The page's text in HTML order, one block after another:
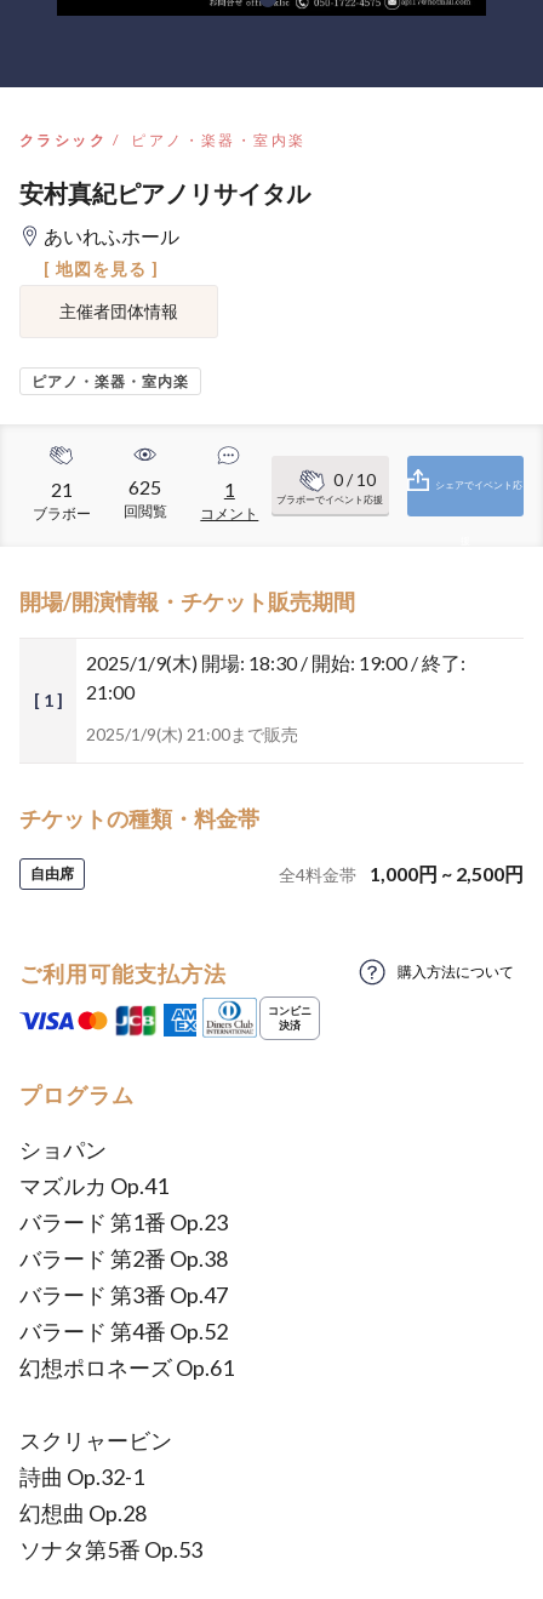
クラシック ピアノ・楽器・室内楽
安村真紀ピアノリサイタル
あいれふホール
[ 地図を見る ]
主催者団体情報
ピアノ・楽器・室内楽
21
ブラボー
625
回閲覧
1
コメント
0/ 10
ブラボーでイベント応援
シェアでイベント応
開場/開演情報・チケット販売期間
[ 1 ]
2025/1/9(木) 開場: 18:30 / 開始: 19:00 / 終了:
21:00
2025/1/9(木) 21:00まで販売
チケットの種類・料金帯
自由席 全4料金帯 1,000円 ~ 2,500円
ご利用可能支払方法 購入方法について
プログラム
ショパン
マズルカ Op.41
バラード 第1番 Op.23
バラード 第2番 Op.38
バラード 第3番 Op.47
バラード 第4番 Op.52
幻想ポロネーズ Op.61
スクリャービン
詩曲 Op.32-1
幻想曲 Op.28
ソナタ第5番 Op.53